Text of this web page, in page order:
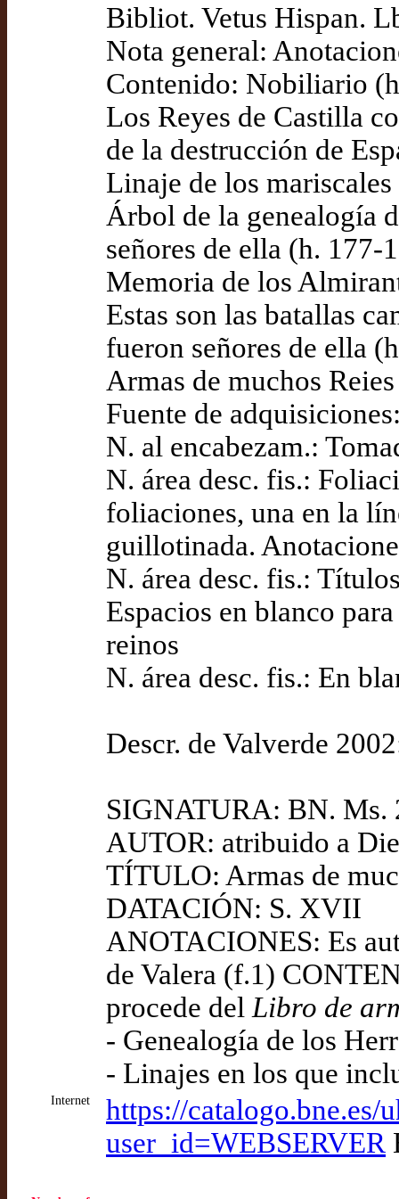
Bibliot. Vetus Hispan.
Nota general:
Contenido: Nobiliario
Los Reyes de Castilla
de la destrucción de
Linaje de los
Árbol de la genealogía
señores de ella (h. 177-
Memoria de los
Estas son las batallas
fueron señores de ella
Armas de muchos
Fuente de
N. al encabezam.:
N. área desc. fis.:
foliaciones, una en la
guillotinada.
N. área desc. fis.:
Espacios en blanco
reinos
N. área desc. fis.: En
Descr. de Valverde
SIGNATURA: BN. Ms.
AUTOR: atribuido a
TÍTULO: Armas de
DATACIÓN: S. XVII
ANOTACIONES: Es
de Valera (f.1)
procede del Libro de
- Genealogía de los
- Linajes en los que
Internet
https://
user_id=WEBSERVER